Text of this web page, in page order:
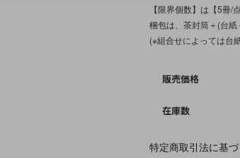
【限界個数】は【5冊/
梱包は、茶封筒＋(台紙
(※組合せによっては台
販売価格
在庫数
特定商取引法に基